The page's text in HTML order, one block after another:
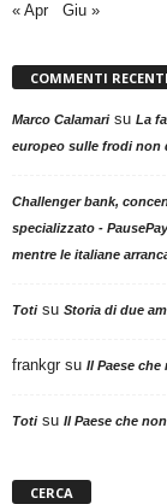
« Apr
Giu »
COMMENTI RECENTI
Marco Calamarisu La
europeo sulle frodi non
Challenger bank,
specializzato - PausePay
mentre le italiane
Totisu Storia di due
frankgr su Il Paese
Totisu Il Paese che
CERCA